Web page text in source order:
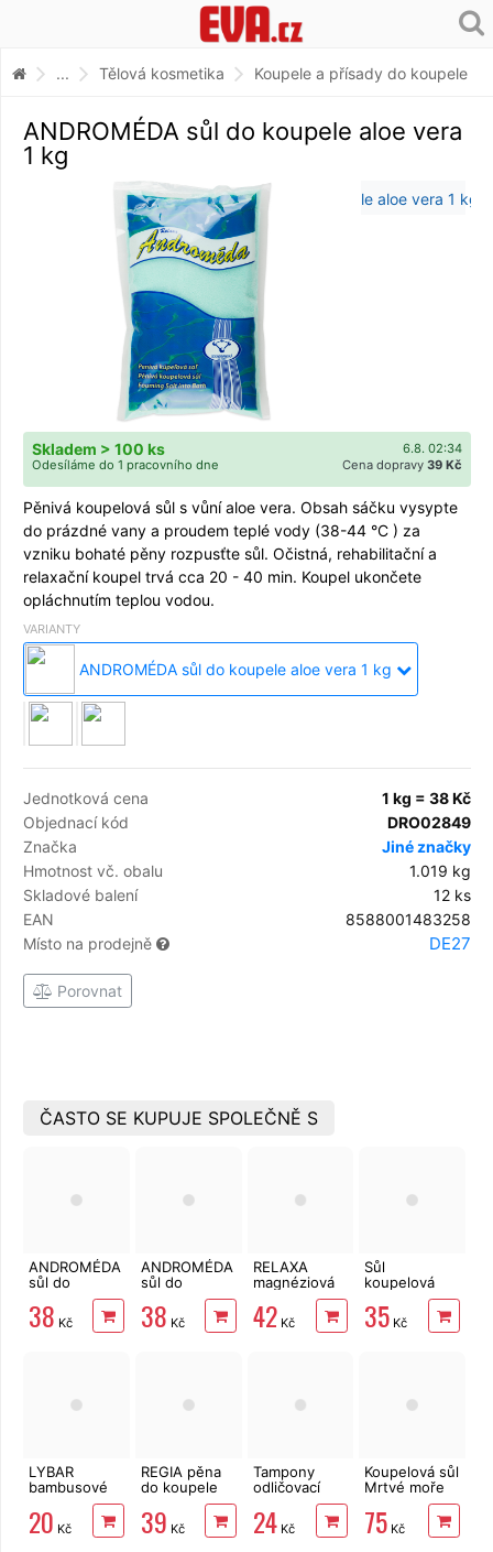
... Tělová kosmetika Koupele a přísady do koupele
ANDROMÉDA sůl do koupele aloe vera
1 kg
6.8. 02:34
Skladem > 100 ks
Cena dopravy 39 Kč
Odesíláme do 1 pracovního dne
Pěnivá koupelová sůl s vůní aloe vera. Obsah sáčku vysypte
do prázdné vany a proudem teplé vody (38-44 °C ) za
vzniku bohaté pěny rozpusťte sůl. Očistná, rehabilitační a
relaxační koupel trvá cca 20 - 40 min. Koupel ukončete
opláchnutím teplou vodou.
VARIANTY
ANDROMÉDA sůl do koupele aloe vera 1 kg
Jednotková cena
1 kg = 38 Kč
Objednací kód
DRO02849
Značka
Jiné značky
Hmotnost vč. obalu
1.019 kg
Skladové balení
12 ks
EAN
8588001483258
Místo na prodejně
DE27
Porovnat
ČASTO SE KUPUJE SPOLEČNĚ S
ANDROMÉDA
sůl do
eukalyptus 1
kg
38 Kč
ANDROMÉDA
sůl do
levandule 1
kg
38 Kč
RELAXA
magnéziová
živá sůl do
koupele 500
g
42 Kč
Sůl
koupelová
Prešovská
Relaxa 1 kg
35 Kč
LYBAR
bambusové
tyčinky 200
ks
20 Kč
REGIA pěna
do koupele
Lavender&Ylang-
Ylang 1 l
39 Kč
Tampony
odličovací
LINTEO 120
ks
24Kč
Koupelová sůl
Mrtvé moře
75 Kč